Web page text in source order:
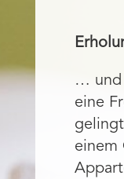
… und
eine
einem